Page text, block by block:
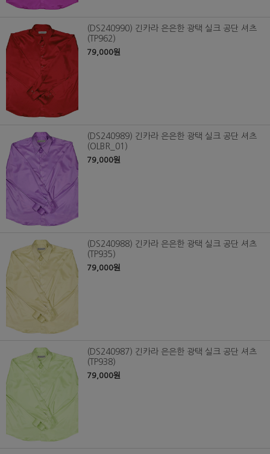
(DS240990) 긴카라 은은한 광택 실크 공단 셔츠
(TP962)
79,000원
(DS240989) 긴카라 은은한 광택 실크 공단 셔츠
(OLBR_01)
79,000원
(DS240988) 긴카라 은은한 광택 실크 공단 셔츠
(TP935)
79,000원
(DS240987) 긴카라 은은한 광택 실크 공단 셔츠
(TP938)
79,000원